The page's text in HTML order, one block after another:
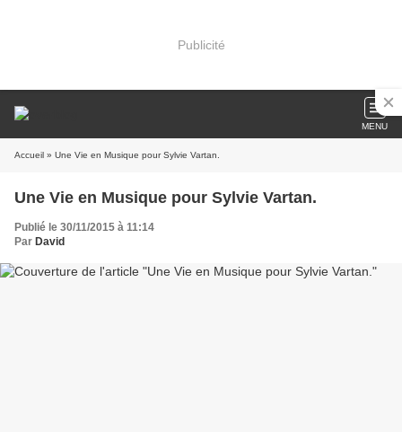
Publicité
MENU
Accueil » Une Vie en Musique pour Sylvie Vartan.
Une Vie en Musique pour Sylvie Vartan.
Publié le 30/11/2015 à 11:14
Par David